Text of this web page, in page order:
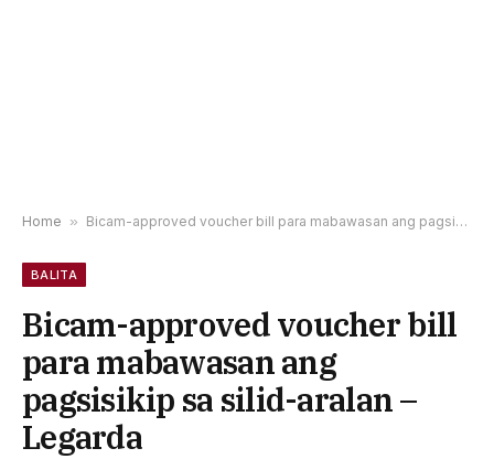
Home » Bicam-approved voucher bill para mabawasan ang pagsisikip sa silid-aralan – Legarda
BALITA
Bicam-approved voucher bill
para mabawasan ang
pagsisikip sa silid-aralan –
Legarda